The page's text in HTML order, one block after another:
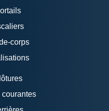
corps
courantes